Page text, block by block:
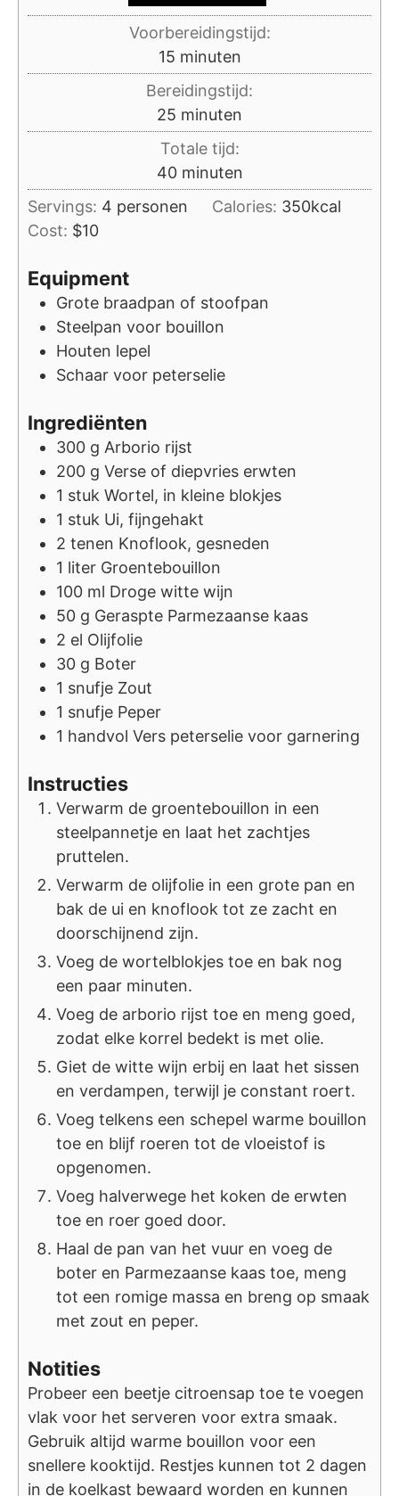
Voorbereidingstijd:
15minuten
minuten
Bereidingstijd:
25 minuten
minuten
Totale tijd:
40minuten
minuten
Servings: 4 personen Calories: 350kcal
Cost: $10
Equipment
Grote braadpan of stoofpan
Steelpan voor bouillon
Houten lepel
Schaar voor peterselie
Ingrediënten
300 g Arborio rijst
200 g Verse of diepvries erwten
1 stuk Wortel, in kleine blokjes
1 stuk Ui, fijngehakt
2 tenen Knoflook, gesneden
1 liter Groentebouillon
100 ml Droge witte wijn
50 g Geraspte Parmezaanse kaas
2 el Olijfolie
30 g Boter
1 snufje Zout
1 snufje Peper
1 handvol Vers peterselie voor garnering
Instructies
Verwarm de groentebouillon in een
steelpannetje en laat het zachtjes
pruttelen.
Verwarm de olijfolie in een grote pan en
bak de ui en knoflook tot ze zacht en
doorschijnend zijn.
Voeg de wortelblokjes toe en bak nog
een paar minuten.
Voeg de arborio rijst toe en meng goed,
zodat elke korrel bedekt is met olie.
Giet de witte wijn erbij en laat het sissen
en verdampen, terwijl je constant roert.
Voeg telkens een schepel warme bouillon
toe en blijf roeren tot de vloeistof is
opgenomen.
Voeg halverwege het koken de erwten
toe en roer goed door.
Haal de pan van het vuur en voeg de
boter en Parmezaanse kaas toe, meng
tot een romige massa en breng op smaak
met zout en peper.
Notities
Probeer een beetje citroensap toe te voegen
vlak voor het serveren voor extra smaak.
Gebruik altijd warme bouillon voor een
snellere kooktijd. Restjes kunnen tot 2 dagen
in de koelkast bewaard worden en kunnen